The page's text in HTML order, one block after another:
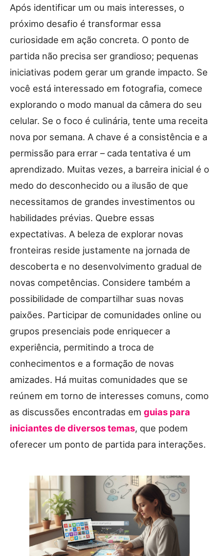
Após identificar um ou mais interesses, o
próximo desafio é transformar essa
curiosidade em ação concreta. O ponto de
partida não precisa ser grandioso; pequenas
iniciativas podem gerar um grande impacto. Se
você está interessado em fotografia, comece
explorando o modo manual da câmera do seu
celular. Se o foco é culinária, tente uma receita
nova por semana. A chave é a consistência e a
permissão para errar – cada tentativa é um
aprendizado. Muitas vezes, a barreira inicial é o
medo do desconhecido ou a ilusão de que
necessitamos de grandes investimentos ou
habilidades prévias. Quebre essas
expectativas. A beleza de explorar novas
fronteiras reside justamente na jornada de
descoberta e no desenvolvimento gradual de
novas competências. Considere também a
possibilidade de compartilhar suas novas
paixões. Participar de comunidades online ou
grupos presenciais pode enriquecer a
experiência, permitindo a troca de
conhecimentos e a formação de novas
amizades. Há muitas comunidades que se
reúnem em torno de interesses comuns, como
as discussões encontradas em guias para
iniciantes de diversos temas, que podem
oferecer um ponto de partida para interações.